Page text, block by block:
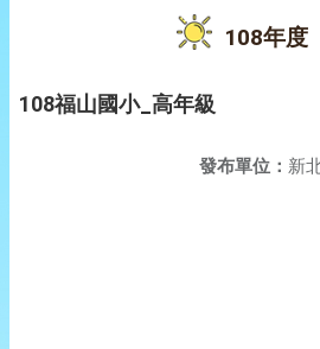
108年度
108福山國小_高年級
發布單位： 新